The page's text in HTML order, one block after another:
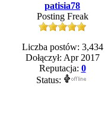
patisia78
Posting Freak
Liczba postów: 3,434
Dołączył: Apr 2017
Reputacja: 0
Status: